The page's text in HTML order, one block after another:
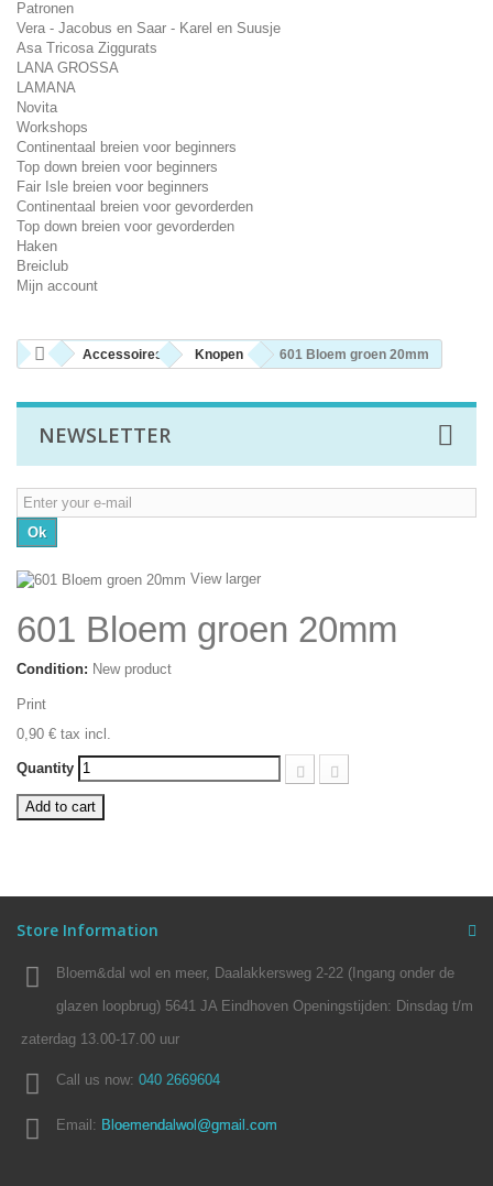
Patronen
Vera - Jacobus en Saar - Karel en Suusje
Asa Tricosa Ziggurats
LANA GROSSA
LAMANA
Novita
Workshops
Continentaal breien voor beginners
Top down breien voor beginners
Fair Isle breien voor beginners
Continentaal breien voor gevorderden
Top down breien voor gevorderden
Haken
Breiclub
Mijn account
Accessoires Knopen 601 Bloem groen 20mm
NEWSLETTER
Ok
View larger
601 Bloem groen 20mm
Condition: New product
Print
0,90 € tax incl.
Quantity
Add to cart
Store Information
Bloem&dal wol en meer, Daalakkersweg 2-22 (Ingang onder de
glazen loopbrug) 5641 JA Eindhoven Openingstijden: Dinsdag t/m
zaterdag 13.00-17.00 uur
Call us now: 040 2669604
Email: Bloemendalwol@gmail.com